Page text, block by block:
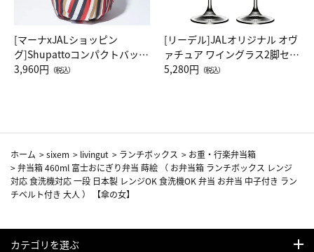
[マーナxJALショッピン
グ]Shupattoコンパクトバッグ
Drop JAL客室乗務員（LC）ス
3,960円 （税込）
[リーデル]JALオリジナル オヴ
ァチュア ワイングラス2脚セッ
ト（レッドワイン）
5,280円 （税込）
ホーム >sixem > livingut > ランチボックス > お重・行楽弁当箱
>弁当箱 460ml 富士おにぎり弁当 蒔絵 （ お弁当箱 ランチボックス レンジ
対応 食洗機対応 一段 日本製 レンジOK 食洗機OK 弁当 お弁当 中子付き ラン
チベルト付き 大人 ） 【傘の女】
カテゴリを選ぶ